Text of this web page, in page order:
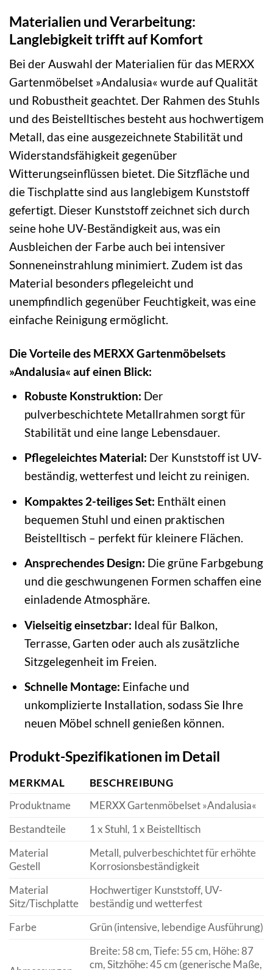
Materialien und Verarbeitung:
Langlebigkeit trifft auf Komfort
Bei der Auswahl der Materialien für das MERXX
Gartenmöbelset »Andalusia« wurde auf Qualität
und Robustheit geachtet. Der Rahmen des Stuhls
und des Beistelltisches besteht aus hochwertigem
Metall, das eine ausgezeichnete Stabilität und
Widerstandsfähigkeit gegenüber
Witterungseinflüssen bietet. Die Sitzfläche und
die Tischplatte sind aus langlebigem Kunststoff
gefertigt. Dieser Kunststoff zeichnet sich durch
seine hohe UV-Beständigkeit aus, was ein
Ausbleichen der Farbe auch bei intensiver
Sonneneinstrahlung minimiert. Zudem ist das
Material besonders pflegeleicht und
unempfindlich gegenüber Feuchtigkeit, was eine
einfache Reinigung ermöglicht.
Die Vorteile des MERXX Gartenmöbelsets
»Andalusia« auf einen Blick:
Robuste Konstruktion: Der
pulverbeschichtete Metallrahmen sorgt für
Stabilität und eine lange Lebensdauer.
Pflegeleichtes Material: Der Kunststoff ist UV-
beständig, wetterfest und leicht zu reinigen.
Kompaktes 2-teiliges Set: Enthält einen
bequemen Stuhl und einen praktischen
Beistelltisch – perfekt für kleinere Flächen.
Ansprechendes Design: Die grüne Farbgebung
und die geschwungenen Formen schaffen eine
einladende Atmosphäre.
Vielseitig einsetzbar: Ideal für Balkon,
Terrasse, Garten oder auch als zusätzliche
Sitzgelegenheit im Freien.
Schnelle Montage: Einfache und
unkomplizierte Installation, sodass Sie Ihre
neuen Möbel schnell genießen können.
Produkt-Spezifikationen im Detail
MERKMAL
BESCHREIBUNG
Produktname
MERXX Gartenmöbelset »Andalusia«
Bestandteile
1 x Stuhl, 1 x Beistelltisch
Material
Gestell
Metall, pulverbeschichtet für erhöhte
Korrosionsbeständigkeit
Material
Sitz/Tischplatte
Hochwertiger Kunststoff, UV-
beständig und wetterfest
Farbe
Grün (intensive, lebendige Ausführung)
Breite: 58 cm, Tiefe: 55 cm, Höhe: 87
cm, Sitzhöhe: 45 cm (generische Maße,